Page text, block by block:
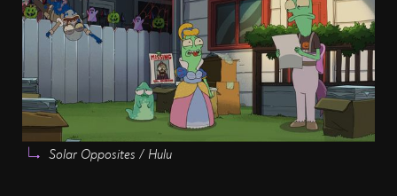
Solar Opposites / Hulu